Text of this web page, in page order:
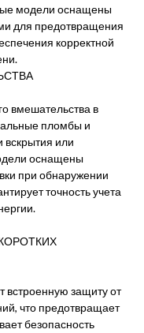
модели оснащены
для предотвращения
корректной
вмешательства в
пломбы и
вскрытия или
оснащены
при обнаружении
точность учета
встроенную защиту от
что предотвращает
безопасность